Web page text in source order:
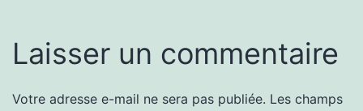
Laisser un commentaire
Votre adresse e-mail ne sera pas publiée. Les champs